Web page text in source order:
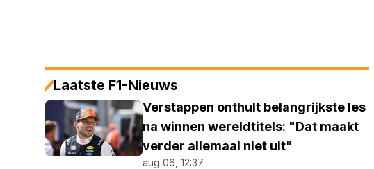
Laatste F1-Nieuws
Verstappen onthult belangrijkste les
na winnen wereldtitels: "Dat maakt
verder allemaal niet uit"
aug 06, 12:37